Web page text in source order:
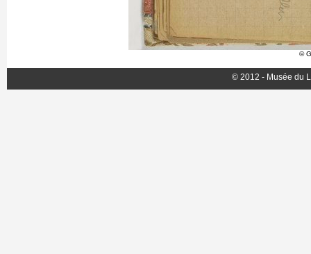
©
© 2012 - Musée du